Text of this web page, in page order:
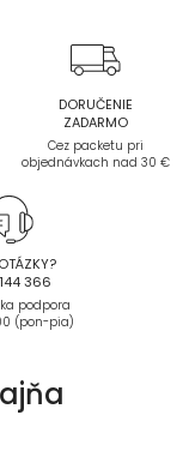
DORUČENIE
ZADARMO
Cez packetu pri
objednávkach nad 30 €
366
podpora
(pon-pia)